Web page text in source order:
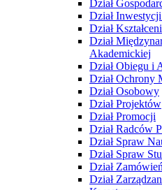
Dział
Dział
Dział
Dział
Akademickiej
Dział Obiegu i
Dział Ochrony
Dział Osobowy
Dział Projektów
Dział Promocji
Dział Radców
Dział Spraw
Dział Spraw
Dział
Dział